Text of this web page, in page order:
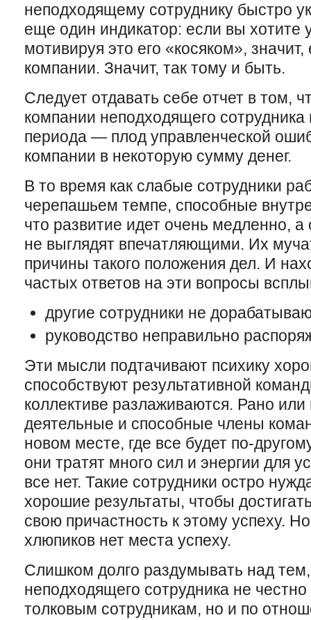
неподходящему сотруднику быстро
еще один индикатор: если вы хотите
мотивируя это его «косяком»,
компании. Значит, так тому и быть.
Следует отдавать себе отчет в том,
компании неподходящего сотрудника
периода — плод управленческой
компании в некоторую сумму денег.
В то время как слабые сотрудники
черепашьем темпе, способные
что развитие идет очень медленно,
не выглядят впечатляющими. Их
причины такого положения дел. И
частых ответов на эти вопросы
другие сотрудники не
руководство неправильно
Эти мысли подтачивают психику
способствуют результативной
коллективе разлаживаются. Рано
деятельные и способные члены
новом месте, где все будет по-
они тратят много сил и энергии для
все нет. Такие сотрудники остро
хорошие результаты, чтобы
свою причастность к этому успеху.
хлюпиков нет места успеху.
Слишком долго раздумывать над
неподходящего сотрудника не
толковым сотрудникам, но и по